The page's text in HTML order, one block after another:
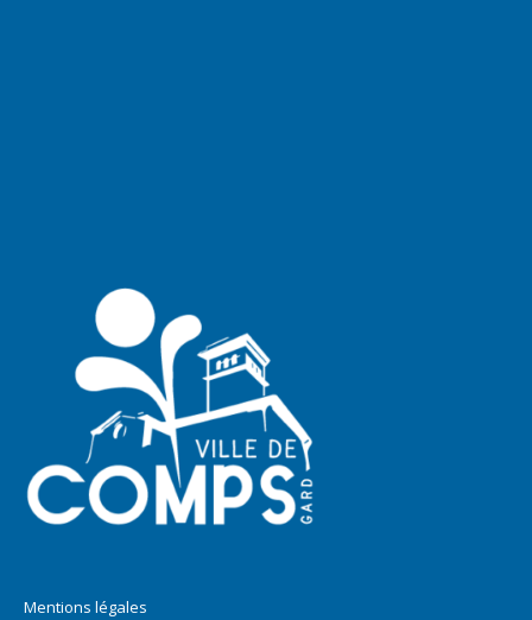
Mentions légales